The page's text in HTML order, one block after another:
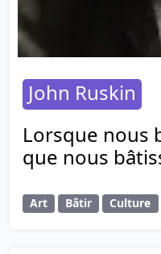
John Ruskin
Lorsque nous
que nous
Art Bâtir Culture